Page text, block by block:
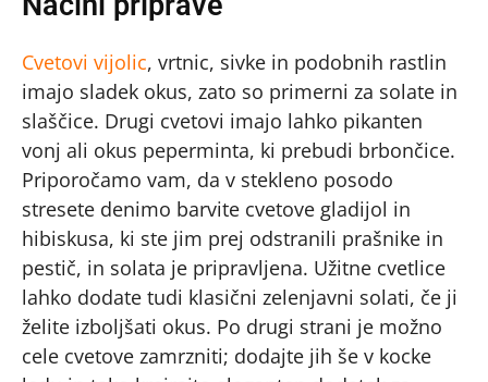
Cvetovi vijolic, vrtnic, sivke in podobnih rastlin
imajo sladek okus, zato so primerni za solate in
slaščice. Drugi cvetovi imajo lahko pikanten
vonj ali okus peperminta, ki prebudi brbončice.
Priporočamo vam, da v stekleno posodo
stresete denimo barvite cvetove gladijol in
hibiskusa, ki ste jim prej odstranili prašnike in
pestič, in solata je pripravljena. Užitne cvetlice
lahko dodate tudi klasični zelenjavni solati, če ji
želite izboljšati okus. Po drugi strani je možno
cele cvetove zamrzniti; dodajte jih še v kocke